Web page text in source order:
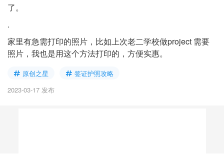
了。
.
家里有急需打印的照片，比如上次老二学校做project 需要
照片，我也是用这个方法打印的，方便实惠。
原创之星
签证护照攻略
2023-03-17 发布